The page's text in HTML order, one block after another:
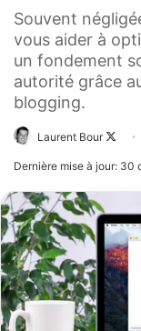
Souvent
vous aider à
un fondement
autorité grâce
blogging.
Laurent Bour
Dernière mise à jour: 30